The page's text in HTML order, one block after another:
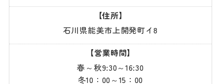
【住所】
石川県能美市上開発町イ8
【営業時間】
春～秋9:30～16:30
冬10：00～15：00